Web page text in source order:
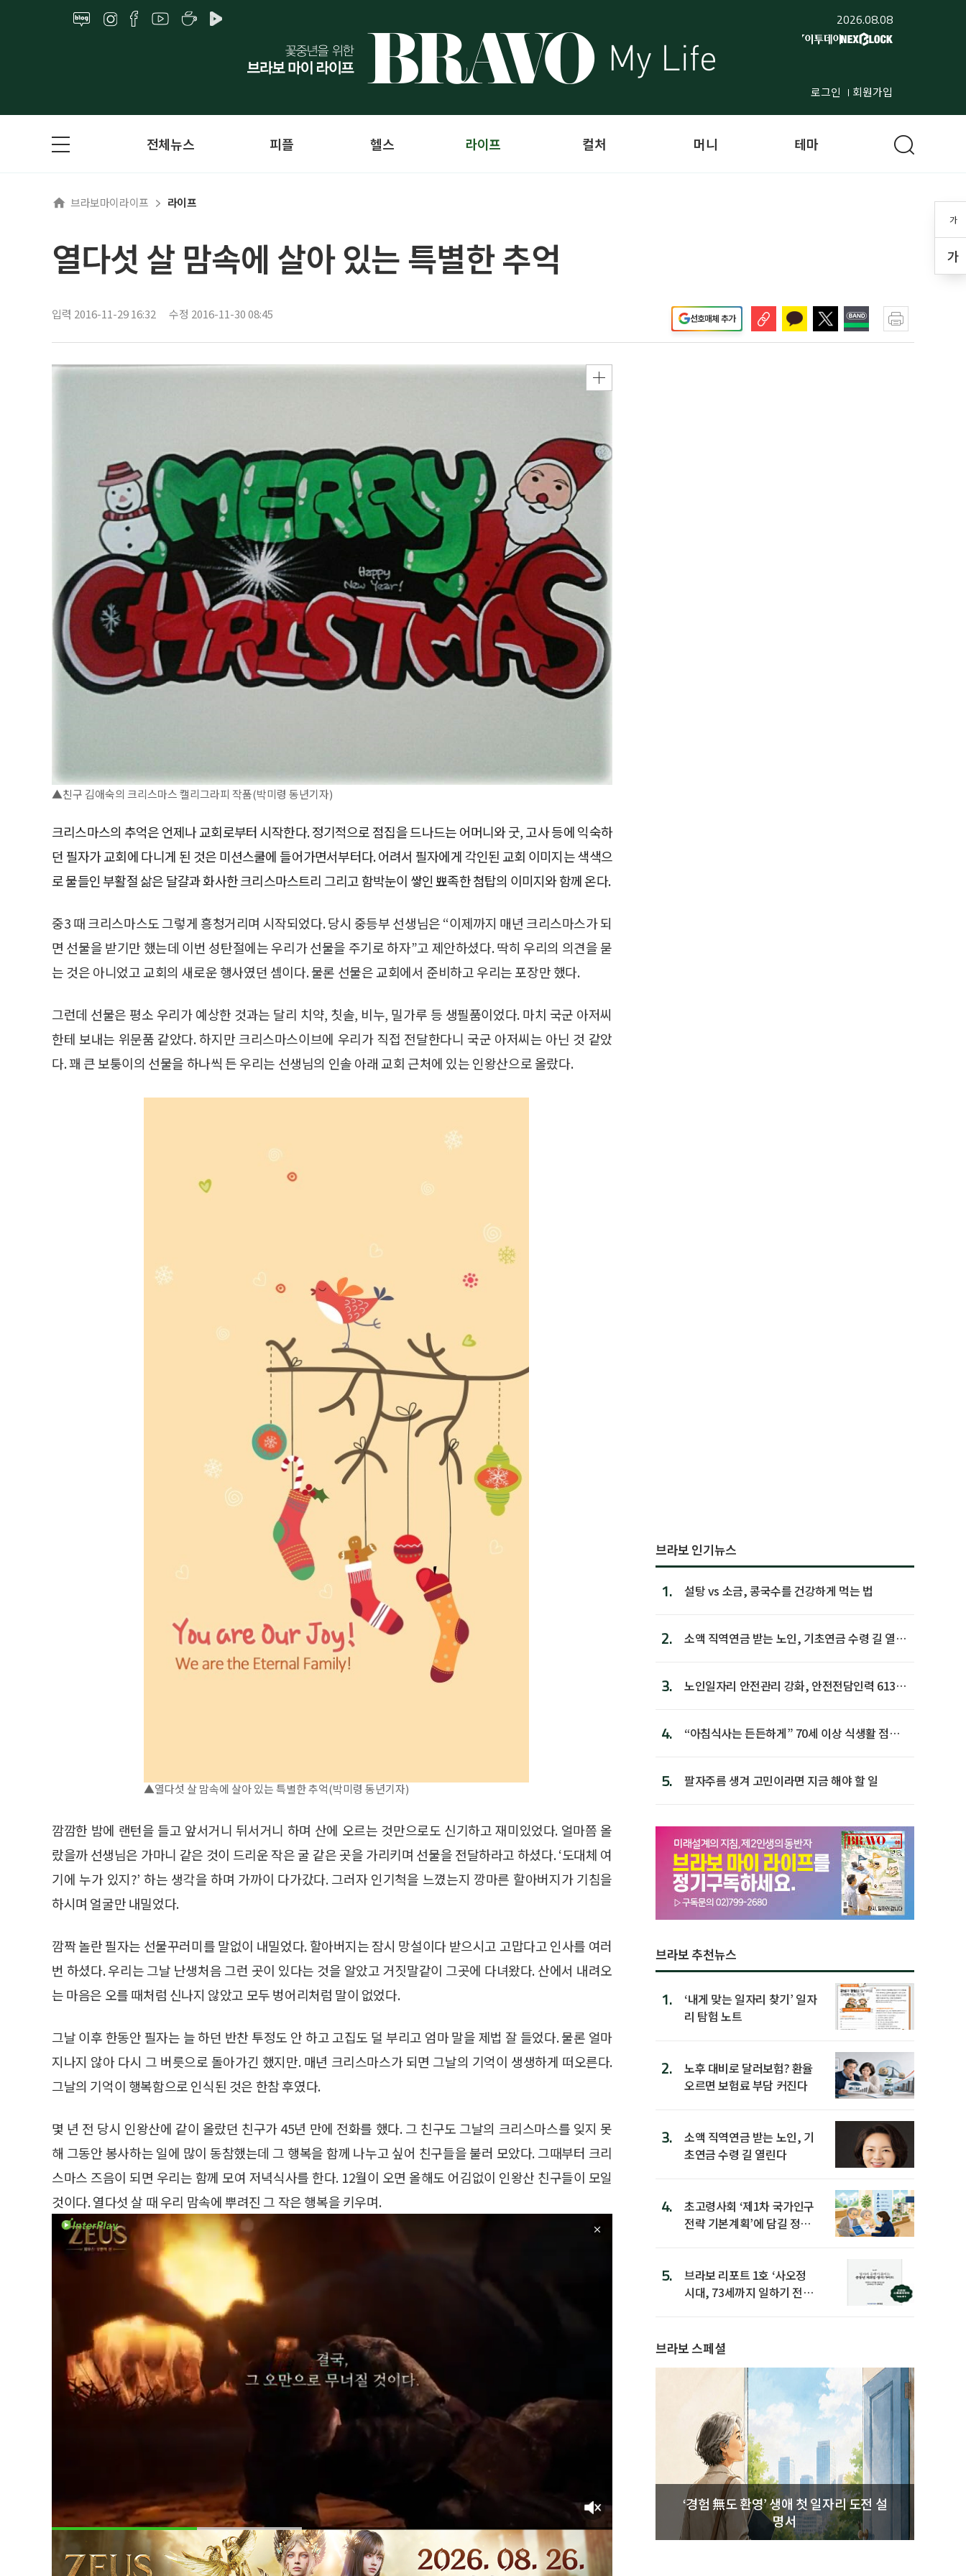
2026.08.08
로그인 회원가입
가
가
전체뉴스 피플 헬스 라이프 컬처 머니 테마
브라보마이라이프 라이프
열다섯 살 맘속에 살아 있는 특별한 추억
입력 2016-11-29 16:32 수정 2016-11-30 08:45 선호매체 추가
▲친구 김애숙의 크리스마스 캘리그라피 작품(박미령 동년기자)
크리스마스의 추억은 언제나 교회로부터 시작한다. 정기적으로 점집을 드나드는 어머니와 굿, 고사 등에 익숙하
던 필자가 교회에 다니게 된 것은 미션스쿨에 들어가면서부터다. 어려서 필자에게 각인된 교회 이미지는 색색으
로 물들인 부활절 삶은 달걀과 화사한 크리스마스트리 그리고 함박눈이 쌓인 뾰족한 첨탑의 이미지와 함께 온다.
중3 때 크리스마스도 그렇게 흥청거리며 시작되었다. 당시 중등부 선생님은 “이제까지 매년 크리스마스가 되
면 선물을 받기만 했는데 이번 성탄절에는 우리가 선물을 주기로 하자”고 제안하셨다. 딱히 우리의 의견을 묻
는 것은 아니었고 교회의 새로운 행사였던 셈이다. 물론 선물은 교회에서 준비하고 우리는 포장만 했다.
그런데 선물은 평소 우리가 예상한 것과는 달리 치약, 칫솔, 비누, 밀가루 등 생필품이었다. 마치 국군 아저씨
한테 보내는 위문품 같았다. 하지만 크리스마스이브에 우리가 직접 전달한다니 국군 아저씨는 아닌 것 같았
다. 꽤 큰 보퉁이의 선물을 하나씩 든 우리는 선생님의 인솔 아래 교회 근처에 있는 인왕산으로 올랐다.
▲열다섯 살 맘속에 살아 있는 특별한 추억(박미령 동년기자)
깜깜한 밤에 랜턴을 들고 앞서거니 뒤서거니 하며 산에 오르는 것만으로도 신기하고 재미있었다. 얼마쯤 올
랐을까 선생님은 가마니 같은 것이 드리운 작은 굴 같은 곳을 가리키며 선물을 전달하라고 하셨다. ‘도대체 여
기에 누가 있지?’ 하는 생각을 하며 가까이 다가갔다. 그러자 인기척을 느꼈는지 깡마른 할아버지가 기침을
하시며 얼굴만 내밀었다.
깜짝 놀란 필자는 선물꾸러미를 말없이 내밀었다. 할아버지는 잠시 망설이다 받으시고 고맙다고 인사를 여러
번 하셨다. 우리는 그날 난생처음 그런 곳이 있다는 것을 알았고 거짓말같이 그곳에 다녀왔다. 산에서 내려오
는 마음은 오를 때처럼 신나지 않았고 모두 벙어리처럼 말이 없었다.
그날 이후 한동안 필자는 늘 하던 반찬 투정도 안 하고 고집도 덜 부리고 엄마 말을 제법 잘 들었다. 물론 얼마
지나지 않아 다시 그 버릇으로 돌아가긴 했지만. 매년 크리스마스가 되면 그날의 기억이 생생하게 떠오른다.
그날의 기억이 행복함으로 인식된 것은 한참 후였다.
몇 년 전 당시 인왕산에 같이 올랐던 친구가 45년 만에 전화를 했다. 그 친구도 그날의 크리스마스를 잊지 못
해 그동안 봉사하는 일에 많이 동참했는데 그 행복을 함께 나누고 싶어 친구들을 불러 모았다. 그때부터 크리
스마스 즈음이 되면 우리는 함께 모여 저녁식사를 한다. 12월이 오면 올해도 어김없이 인왕산 친구들이 모일
것이다. 열다섯 살 때 우리 맘속에 뿌려진 그 작은 행복을 키우며.
브라보 인기뉴스
1. 설탕 vs 소금, 콩국수를 건강하게 먹는 법
2.
소액 직역연금 받는 노인, 기초연금 수령 길 열린
3.
노인일자리 안전관리 강화, 안전전담인력 613명
4.
“아침식사는 든든하게” 70세 이상 식생활 점수
5. 팔자주름 생겨 고민이라면 지금 해야 할 일
브라보 추천뉴스
1.
‘내게 맞는 일자리 찾기’ 일자
리 탐험 노트
2.
노후 대비로 달러보험? 환율
오르면 보험료 부담 커진다
3.
소액 직역연금 받는 노인, 기
초연금 수령 길 열린다
4.
초고령사회 ‘제1차 국가인구
전략 기본계획’에 담길 정책
5.
브라보 리포트 1호 ‘사오정
시대, 73세까지 일하기 전략’
브라보 스페셜
‘경험 無도 환영’ 생애 첫 일자리 도전 설
명서